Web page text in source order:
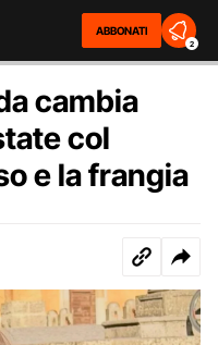
ABBONATI
2
cambia
col
e la frangia